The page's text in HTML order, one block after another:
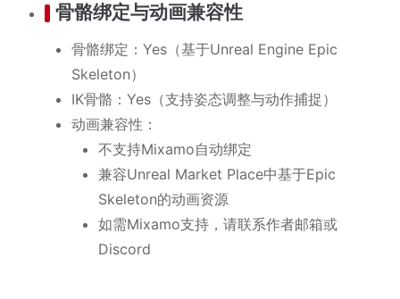
骨骼绑定与动画兼容性
骨骼绑定：Yes（基于Unreal Engine Epic
Skeleton）
IK骨骼：Yes（支持姿态调整与动作捕捉）
动画兼容性：
不支持Mixamo自动绑定
兼容Unreal Market Place中基于Epic
Skeleton的动画资源
如需Mixamo支持，请联系作者邮箱或
Discord